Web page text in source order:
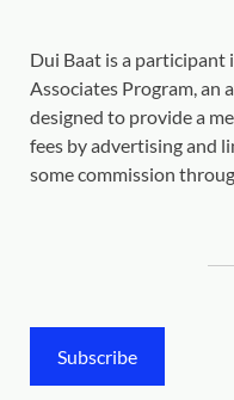
Dui Baat is a participant
Associates Program, an
designed to provide a
fees by advertising and
some commission
Subscribe